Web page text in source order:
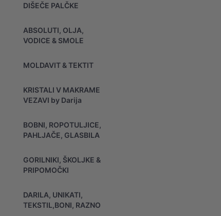
DIŠEČE PALČKE
ABSOLUTI, OLJA,
VODICE & SMOLE
MOLDAVIT & TEKTIT
KRISTALI V MAKRAME
VEZAVI by Darija
BOBNI, ROPOTULJICE,
PAHLJAČE, GLASBILA
GORILNIKI, ŠKOLJKE &
PRIPOMOČKI
DARILA, UNIKATI,
TEKSTIL,BONI, RAZNO